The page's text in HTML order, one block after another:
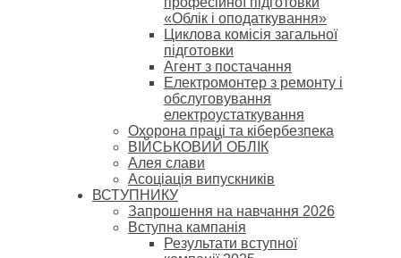
«Облік і оподаткування»
Циклова комісія загальної
підготовки
Агент з постачання
Електромонтер з ремонту і
обслуговування
електроустаткування
Охорона праці та кібербезпека
ВІЙСЬКОВИЙ ОБЛІК
Алея слави
Асоціація випускників
ВСТУПНИКУ
Запрошення на навчання 2026
Вступна кампанія
Результати вступної